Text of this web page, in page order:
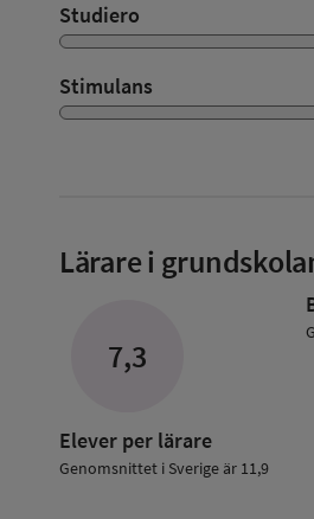
Studiero
Stimulans
Lärare i
7,3
Elever per lärare
Genomsnittet i Sverige är 11,9